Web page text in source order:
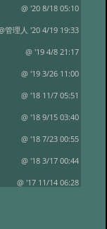
@ '20 8/18 05:10
管理人 '20 4/19 19:33
@ '19 4/8 21:17
@ '19 3/26 11:00
@ '18 11/7 05:51
@ '18 9/15 03:40
@ '18 7/23 00:55
@ '18 3/17 00:44
@ '17 11/14 06:28